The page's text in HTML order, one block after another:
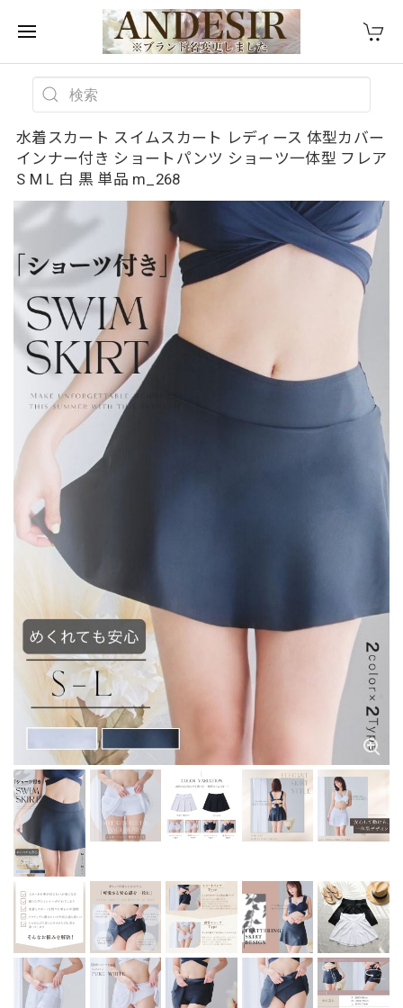
水着スカート スイムスカート レディース 体型カバー
インナー付き ショートパンツ ショーツ一体型 フレア
S M L 白 黒 単品 m_268